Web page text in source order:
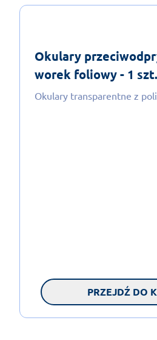
Okulary
worek foliowy - 1 szt.
Okulary transparentne z
PRZEJDŹ DO